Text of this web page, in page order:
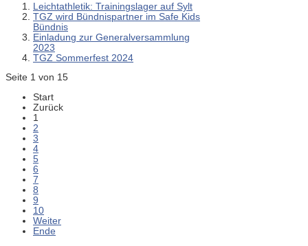
Leichtathletik: Trainingslager auf Sylt
TGZ wird Bündnispartner im Safe Kids
Bündnis
Einladung zur Generalversammlung
2023
TGZ Sommerfest 2024
Seite 1 von 15
Start
Zurück
1
2
3
4
5
6
7
8
9
10
Weiter
Ende